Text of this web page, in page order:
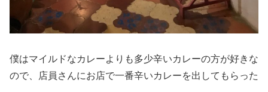
僕はマイルドなカレーよりも多少辛いカレーの方が好きな
ので、店員さんにお店で一番辛いカレーを出してもらった